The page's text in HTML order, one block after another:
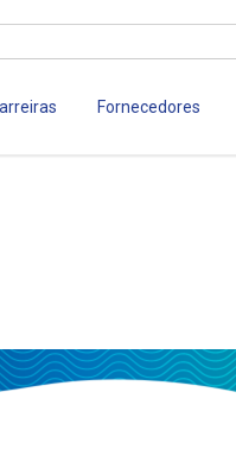
Fornecedores